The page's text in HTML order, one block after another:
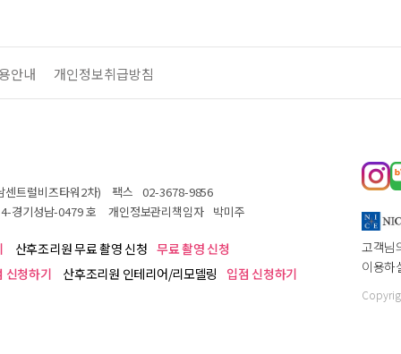
안내 개인정보취급방침
센트럴비즈타워2차) 팩스 02-3678-9856
경기성남-0479 호
개인정보관리책임자 박미주
산후조리원 무료 촬영 신청 무료 촬영 신청
신청하기
산후조리원 인테리어/리모델링 입점 신청하기
고객님
이용하